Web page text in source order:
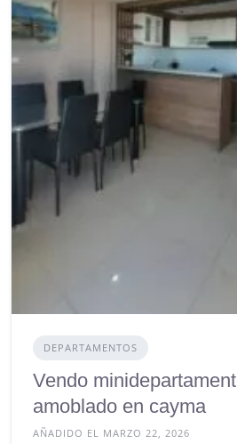
DEPARTAMENTOS
Vendo
amoblado en cayma
AÑADIDO EL MARZO 22, 2026